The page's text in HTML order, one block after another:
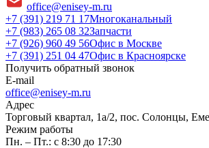
office@enisey-m.ru
+7 (391) 219 71 17Многоканальный
+7 (983) 265 08 32Запчасти
+7 (926) 960 49 56Офис в Москве
+7 (391) 251 04 47Офис в Красноярске
Получить обратный звонок
E-mail
office@enisey-m.ru
Адрес
​Торговый квартал, 1а/2, пос. Солонцы,
Режим работы
Пн. – Пт.: с 8:30 до 17:30